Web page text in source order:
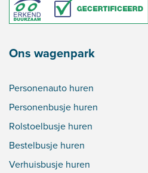
Ons wagenpark
Personenauto huren
Personenbusje huren
Rolstoelbusje huren
Bestelbusje huren
Verhuisbusje huren